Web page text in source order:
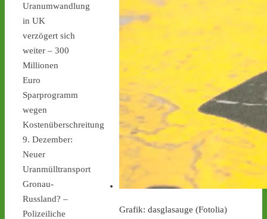
Uranumwandlung
in UK
verzögert sich
weiter – 300
Millionen
Euro
Sparprogramm
wegen
Kostenüberschreitung
9. Dezember:
Neuer
Uranmülltransport
Gronau-
Russland? –
Polizeiliche
Castor stoppen!
@castorstoppen.bsky.social
⋅
Gegen 23.20 Uhr ist der
12. Castortransport im
Kreuz Holz abgebogen
Richtung Neuss auf die
A46 - castor-
stoppen.de/ticker/#route
#atommüll #castor
castor-stoppen.de
Ticker – Castor
stoppen!
Grafik: dasglasauge (Fotolia)